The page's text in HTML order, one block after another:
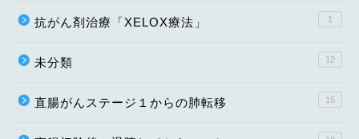
抗がん剤治療「XELOX療法」 1
未分類 12
直腸がんステージ１からの肺転移 15